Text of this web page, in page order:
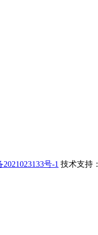
2021023133号-1 技术支持：